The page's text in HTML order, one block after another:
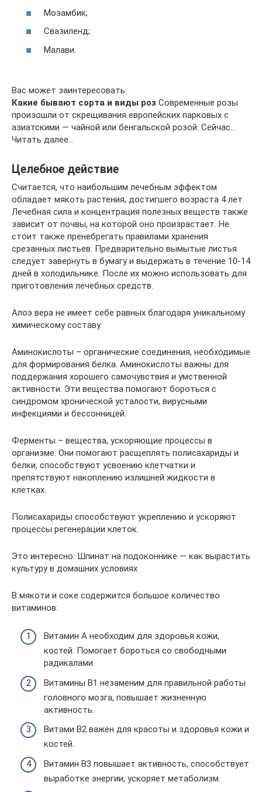
Мозамбик;
Свазиленд;
Малави.
Вас может заинтересовать:
Какие бывают сорта и виды роз Современные розы
произошли от скрещивания европейских парковых с
азиатскими — чайной или бенгальской розой. Сейчас…
Читать далее…
Целебное действие
Считается, что наибольшим лечебным эффектом
обладает мякоть растения, достигшего возраста 4 лет.
Лечебная сила и концентрация полезных веществ также
зависит от почвы, на которой оно произрастает. Не
стоит также пренебрегать правилами хранения
срезанных листьев. Предварительно вымытые листья
следует завернуть в бумагу и выдержать в течение 10-14
дней в холодильнике. После их можно использовать для
приготовления лечебных средств.
Алоэ вера не имеет себе равных благодаря уникальному
химическому составу.
Аминокислоты – органические соединения, необходимые
для формирования белка. Аминокислоты важны для
поддержания хорошего самочувствия и умственной
активности. Эти вещества помогают бороться с
синдромом хронической усталости, вирусными
инфекциями и бессонницей.
Ферменты – вещества, ускоряющие процессы в
организме. Они помогают расщеплять полисахариды и
белки, способствуют усвоению клетчатки и
препятствуют накоплению излишней жидкости в
клетках.
Полисахариды способствуют укреплению и ускоряют
процессы регенерации клеток.
Это интересно: Шпинат на подоконнике — как вырастить
культуру в домашних условиях
В мякоти и соке содержится большое количество
витаминов:
Витамин А необходим для здоровья кожи,
костей. Помогает бороться со свободными
радикалами.
Витамины В1 незаменим для правильной работы
головного мозга, повышает жизненную
активность.
Витами В2 важен для красоты и здоровья кожи и
костей.
Витамин В3 повышает активность, способствует
выработке энергии, ускоряет метаболизм.